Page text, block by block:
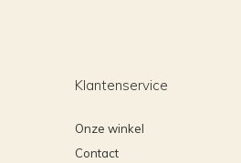
Klantenservice
Onze winkel
Contact